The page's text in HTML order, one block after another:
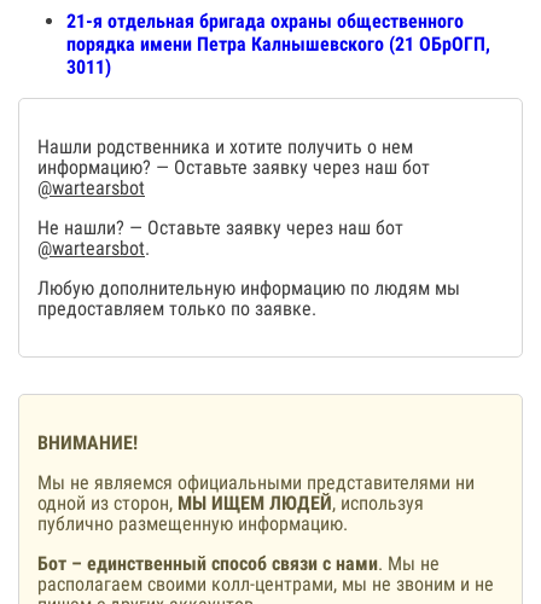
21-я отдельная бригада охраны общественного
порядка имени Петра Калнышевского (21 ОБрОГП,
3011)
Нашли родственника и хотите получить о нем
информацию? — Оставьте заявку через наш бот
@wartearsbot
Не нашли? — Оставьте заявку через наш бот
@wartearsbot.
Любую дополнительную информацию по людям мы
предоставляем только по заявке.
ВНИМАНИЕ!
Мы не являемся официальными представителями ни
одной из сторон, МЫ ИЩЕМ ЛЮДЕЙ, используя
публично размещенную информацию.
Бот – единственный способ связи с нами. Мы не
располагаем своими колл-центрами, мы не звоним и не